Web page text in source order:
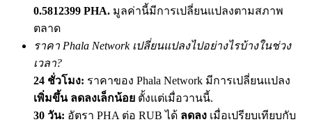
Share 500000 CASHCAT prize pool
Exclusive for BitMart Users
Register & Trade to Win 500,000 USDT
0.5812399 PHA. มูลค่านี้มีการเปลี่ยนแปลงตามสภาพ
ตลาด
ราคา Phala Network เปลี่ยนแปลงไปอย่างไรบ้างในช่วง
เวลา?
24 ชั่วโมง: ราคาของ Phala Network มีการเปลี่ยนแปลง
เพิ่มขึ้น ลดลงเล็กน้อย ตั้งแต่เมื่อวานนี้.
30 วัน: อัตรา PHA ต่อ RUB ได้ ลดลง เมื่อเปรียบเทียบกับ